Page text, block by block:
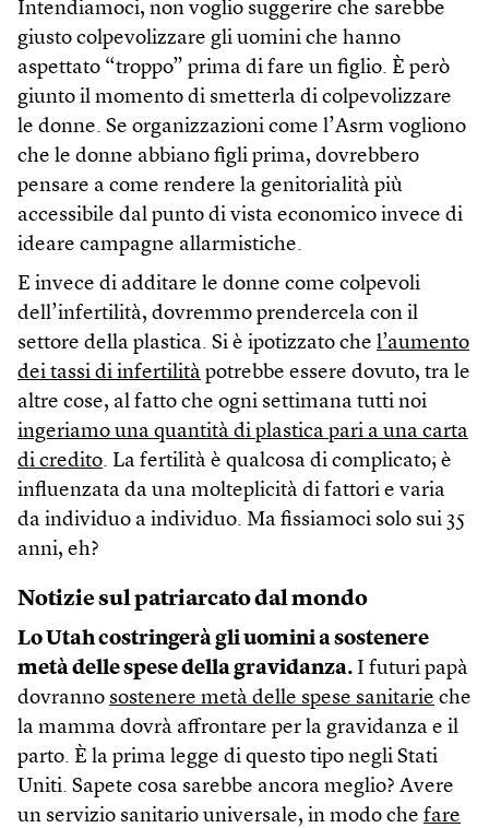
Intendiamoci, non voglio suggerire che sarebbe
giusto colpevolizzare gli uomini che hanno
aspettato “troppo” prima di fare un figlio. È però
giunto il momento di smetterla di colpevolizzare
le donne. Se organizzazioni come l’Asrm vogliono
che le donne abbiano figli prima, dovrebbero
pensare a come rendere la genitorialità più
accessibile dal punto di vista economico invece di
ideare campagne allarmistiche.
E invece di additare le donne come colpevoli
dell’infertilità, dovremmo prendercela con il
settore della plastica. Si è ipotizzato che l’aumento
dei tassi di infertilità potrebbe essere dovuto, tra le
altre cose, al fatto che ogni settimana tutti noi
ingeriamo una quantità di plastica pari a una carta
di credito. La fertilità è qualcosa di complicato; è
influenzata da una molteplicità di fattori e varia
da individuo a individuo. Ma fissiamoci solo sui 35
anni, eh?
Notizie sul patriarcato dal mondo
Lo Utah costringerà gli uomini a sostenere
metà delle spese della gravidanza. I futuri papà
dovranno sostenere metà delle spese sanitarie che
la mamma dovrà affrontare per la gravidanza e il
parto. È la prima legge di questo tipo negli Stati
Uniti. Sapete cosa sarebbe ancora meglio? Avere
un servizio sanitario universale, in modo che fare